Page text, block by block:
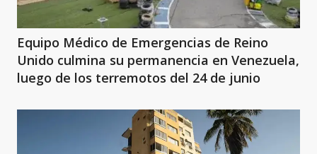
Equipo Médico de Emergencias de Reino
Unido culmina su permanencia en Venezuela,
luego de los terremotos del 24 de junio